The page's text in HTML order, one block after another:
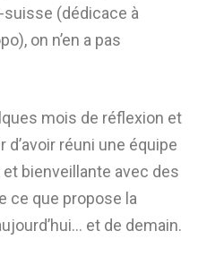
suisse (dédicace à
on n’en a pas
mois de réflexion et
d’avoir réuni une équipe
bienveillante avec des
ce que propose la
et de demain.